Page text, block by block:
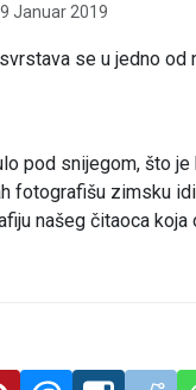
Januar 2019
se u jedno od
pod snijegom, što
fotografišu zimsku
našeg čitaoca koja